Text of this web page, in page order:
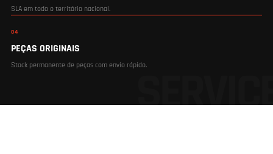
SLA em todo o território nacional.
04
PEÇAS ORIGINAIS
Stock permanente de peças com envio rápido.